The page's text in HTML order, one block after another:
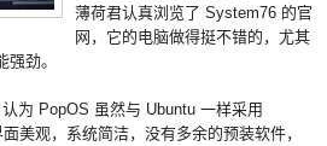
薄荷君认真浏览了 System76 的官
网，它的电脑做得挺不错的，尤其
劲。
为 PopOS 虽然与 Ubuntu 一样采用
美观，系统简洁，没有多余的预装软件，